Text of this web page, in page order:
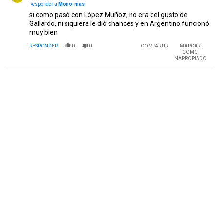
Responder a Mono-mas
si como pasó con López Muñoz, no era del gusto de
Gallardo, ni siquiera le dió chances y en Argentino funcionó
muy bien
RESPONDER 0 0 COMPARTIR
MARCAR
COMO
INAPROPIADO